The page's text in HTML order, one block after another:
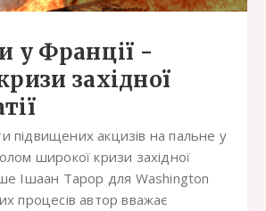
у Франції -
західної
підвищених акцизів на пальне у
широкої кризи західної
Ішаан Тарор для Washington
процесів автор вважає